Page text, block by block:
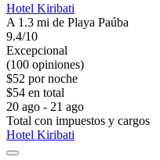
Hotel Kiribati
A 1.3 mi de Playa Paúba
9.4/10
Excepcional
(100 opiniones)
$52 por noche
$54 en total
20 ago - 21 ago
Total con impuestos y cargos
Hotel Kiribati